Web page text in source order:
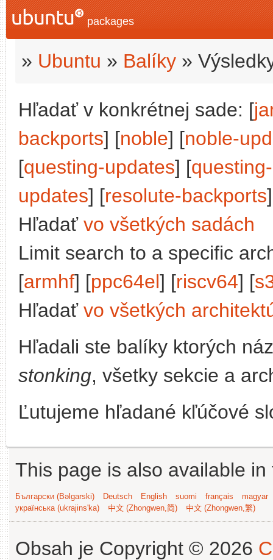
packages
» Ubuntu » Balíky »
Hľadať v konkrétnej sade: [
backports] [noble] [noble-
[questing-updates] [
updates] [resolute-backports
Hľadať vo všetkých sadách
Limit search to a specific
[armhf] [ppc64el] [riscv64] [
Hľadať vo všetkých
Hľadali ste balíky ktorých
stonking, všetky sekcie a
Ľutujeme hľadané kľúčové
This page is also available
Български (Bəlgarski) Deutsch English suomi français
magyar
українська (ukrajins'ka)
中文 (Zhongwen,简) 中文 (Zhongwen,繁)
Obsah je Copyright © 2026